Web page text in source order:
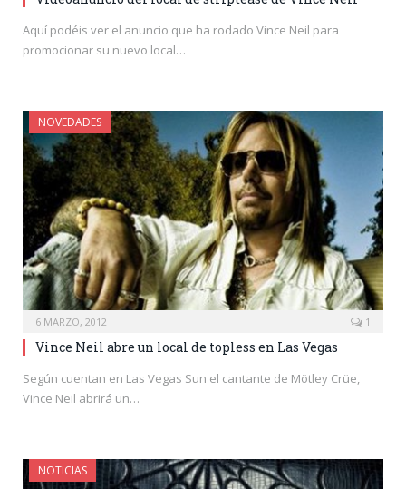
Aquí podéis ver el anuncio que ha rodado Vince Neil para
promocionar su nuevo local…
NOVEDADES
6 MARZO, 2012 1
Vince Neil abre un local de topless en Las Vegas
Según cuentan en Las Vegas Sun el cantante de Mötley Crüe,
Vince Neil abrirá un…
NOTICIAS